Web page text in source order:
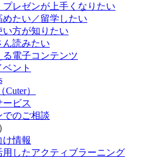
プレゼンが上手くなりたい
めたい／留学したい
い方が知りたい
ん読みたい
る電子コンテンツ
ント
）
ービス
でのご相談
け情報
用したアクティブラーニング